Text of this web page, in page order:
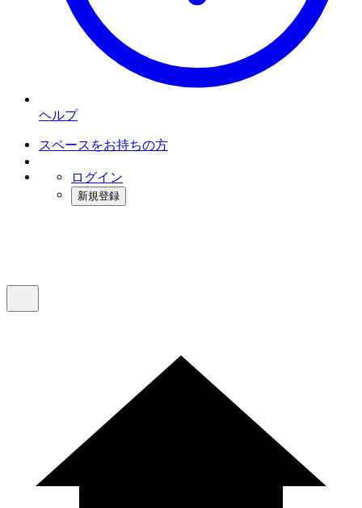
ヘルプ
スペースをお持ちの方
ログイン
新規登録